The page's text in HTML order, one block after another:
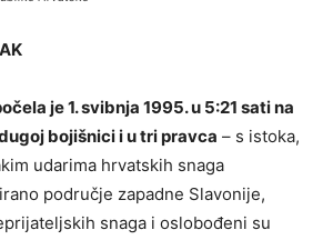
je 1. svibnja 1995. u 5:21 sati na
bojišnici i u tri pravca – s istoka,
udarima hrvatskih snaga
područje zapadne Slavonije,
snaga i oslobođeni su